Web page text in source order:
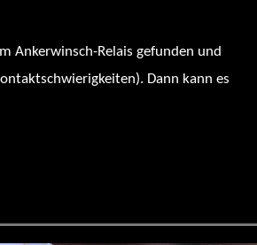
Ankerwinsch-Relais gefunden und
Dann kann es